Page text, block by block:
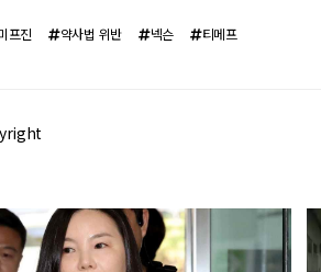
프진 약사법 위반 넥슨 티메프